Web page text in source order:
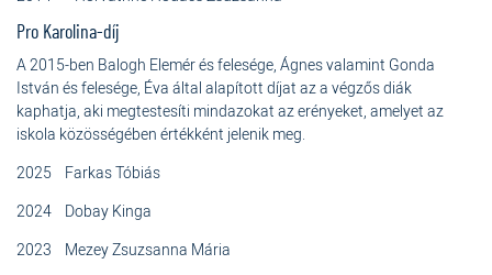
Pro Karolina-díj
A 2015-ben Balogh Elemér és felesége, Ágnes valamint Gonda
István és felesége, Éva által alapított díjat az a végzős diák
kaphatja, aki megtestesíti mindazokat az erényeket, amelyet az
iskola közösségében értékként jelenik meg.
2025 Farkas Tóbiás
2024 Dobay Kinga
2023 Mezey Zsuzsanna Mária